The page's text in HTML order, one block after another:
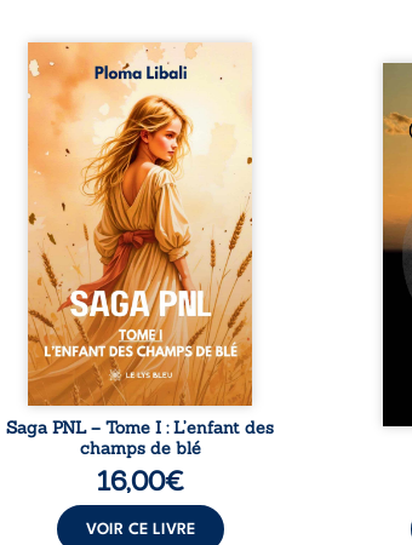
Autrefois, les champs
d’Atlantis vibraient sous le
vent et les enfants couraient
dans les blés. Puis la couronne
plia le genou, livrant son
peuple à l’ombre d’Ivorny. À
Atove, Luwel aurait pu
disparaître dans les ruines de
son destin ; pourtant, sous les
pierres d’un temple oublié, des
rebelles lui tendirent la main.
Parmi eux, Atos, général sans
trône mais habité par ...
Saga PNL – Tome I : L’enfant des
champs de blé
16,00€
VOIR CE LIVRE
les
les